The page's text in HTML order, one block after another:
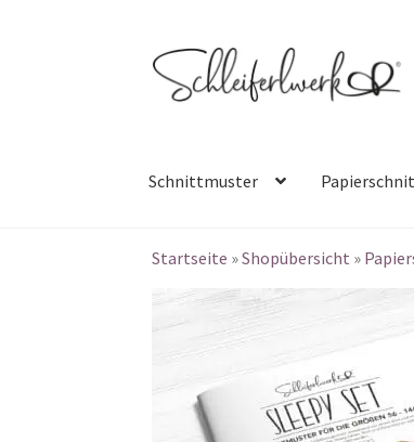
Zur
Navigation
Zum
Inhalt
Schnittmuster
Startseite »Shopübersicht »